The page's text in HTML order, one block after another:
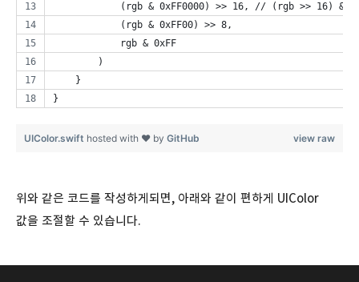
(rgb & 0xFF0000) >> 16, // (rgb >> 16) &
            (rgb & 0xFF00) >> 8,
            rgb & 0xFF
        )
    }
}
view raw
UIColor.swift hosted with ❤ by GitHub
위와 같은 코드를 작성하게되면, 아래와 같이 편하게 UIColor
값을 조절할 수 있습니다.